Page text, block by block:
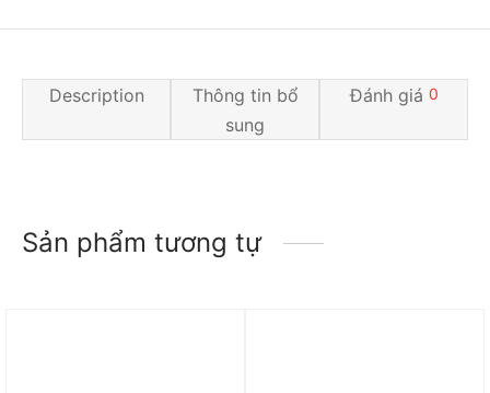
Description
Thông tin bổ
sung
Đánh giá 0
Sản phẩm tương tự